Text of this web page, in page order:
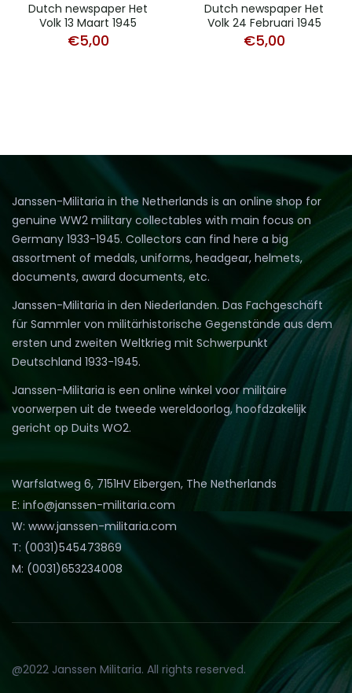
Dutch newspaper Het
Volk 13 Maart 1945
€5,00
Dutch newspaper Het
Volk 24 Februari 1945
€5,00
Janssen-Militaria in the Netherlands is an online shop for
genuine WW2 military collectables with main focus on
Germany 1933-1945. Collectors can find here a big
assortment of medals, uniforms, headgear, helmets,
documents, award documents, etc.
Janssen-Militaria in den Niederlanden. Das Fachgeschäft
für Sammler von militärhistorische Gegenstände aus dem
ersten und zweiten Weltkrieg mit Schwerpunkt
Deutschland 1933-1945.
Janssen-Militaria is een online winkel voor militaire
voorwerpen uit de tweede wereldoorlog, hoofdzakelijk
gericht op Duits WO2.
Warfslatweg 6, 7151HV Eibergen, The Netherlands
E: info@janssen-militaria.com
W: www.janssen-militaria.com
T: (0031)545473869
M: (0031)653234008
@2022 Janssen Militaria. All rights reserved.